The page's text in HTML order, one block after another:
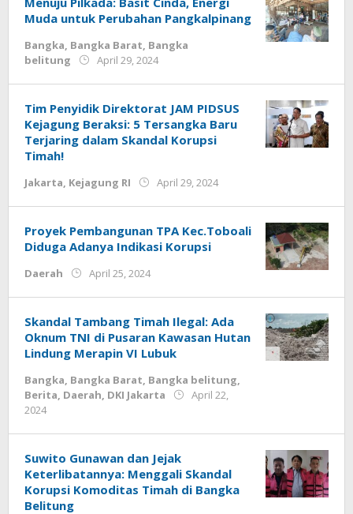
Muda untuk Perubahan Pangkalpinang
Bangka, Bangka Barat, Bangka
belitung
April 29, 2024
Tim Penyidik Direktorat JAM PIDSUS
Kejagung Beraksi: 5 Tersangka Baru
Terjaring dalam Skandal Korupsi
Timah!
Jakarta, Kejagung RI April 29, 2024
Proyek Pembangunan TPA Kec.Toboali
Diduga Adanya Indikasi Korupsi
Daerah April 25, 2024
Skandal Tambang Timah Ilegal: Ada
Oknum TNI di Pusaran Kawasan Hutan
Lindung Merapin VI Lubuk
Bangka, Bangka Barat, Bangka belitung,
Berita, Daerah, DKI Jakarta
April 22,
2024
Suwito Gunawan dan Jejak
Keterlibatannya: Menggali Skandal
Korupsi Komoditas Timah di Bangka
Belitung